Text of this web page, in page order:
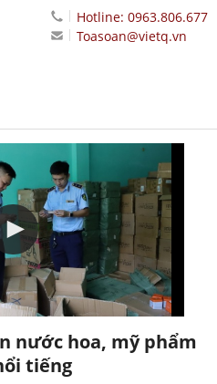
Hotline: 0963.806.677
Toasoan@vietq.vn
nước hoa, mỹ phẩm
tiếng